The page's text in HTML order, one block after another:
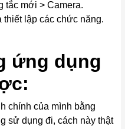
tắc mới > Camera.
lập các chức năng.
ứng dụng
chính của mình bằng
sử dụng đi, cách này thật